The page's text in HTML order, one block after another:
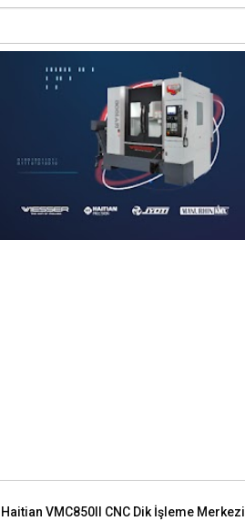
Haitian VMC850II CNC Dik İşleme Merkezi